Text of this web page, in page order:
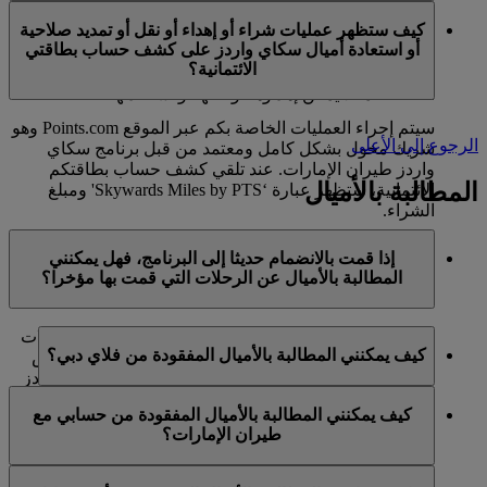
يستخدمون حسابا شخصيا في برنامج سكاي واردز لطيران
الإمارات ولا تنطبق على حسابات برنامج العائلة. وهذا يعني أنه
لا يمكن شراء أميال سكاي واردز إضافية لحسابات برنامج
العائلة، كما لا يمكن إهداؤها أو نقلها أو استعادتها.
كيف ستظهر عمليات شراء أو إهداء أو نقل أو تمديد صلاحية
أو استعادة أميال سكاي واردز على كشف حساب بطاقتي
الائتمانية؟
سيتم إجراء العمليات الخاصة بكم عبر الموقع Points.com وهو
شريك مخول بشكل كامل ومعتمد من قبل برنامج سكاي
واردز طيران الإمارات. عند تلقي كشف حساب بطاقتكم
الائتمانية، ستظهر عبارة ‘Skywards Miles by PTS' ومبلغ
الشراء.
يرجى زيارة هذهالصفحة للحصول على المزيد من المعلومات.
الرجوع إلى الأعلى
المطالبة بالأميال
إذا قمت بالانضمام حديثا إلى البرنامج، فهل يمكنني
المطالبة بالأميال عن الرحلات التي قمت بها مؤخرا؟
نعم، يمكن للأعضاء الجدد المطالبة بالأميال بالنسبة للرحلات
التي تم القيام بها مع طيران الإمارات وفلاي دبي وكوانتاس
قبل ما يصل إلى شهرين من تاريخ التسجيل في سكاي واردز
ومع ذلك، فإن أي معاملات أخرى، مثل الرحلات مع الخطوط
كيف يمكنني المطالبة بالأميال المفقودة من فلاي دبي؟
تسجيل الدخول وإرسال مطالبة عبر الإنترنت على الموقع
كيف يمكنني المطالبة بالأميال المفقودة من حسابي مع
طيران الإمارات؟